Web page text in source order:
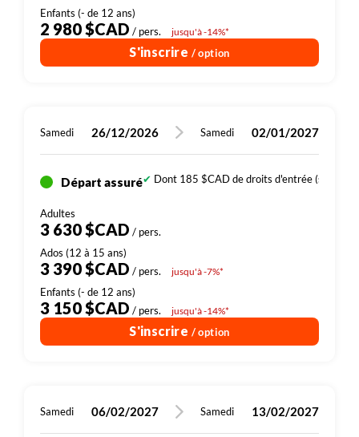
2 980 $CAD / pers. jusqu'à -14%*
S'inscrire / option
Samedi 26/12/2026 Samedi 02/01/2027
Départ assuré Dont 185 $CAD de droits d'entrée (sites,
3 630 $CAD / pers.
3 390 $CAD / pers. jusqu'à -7%*
3 150 $CAD / pers. jusqu'à -14%*
S'inscrire / option
Samedi 06/02/2027 Samedi 13/02/2027